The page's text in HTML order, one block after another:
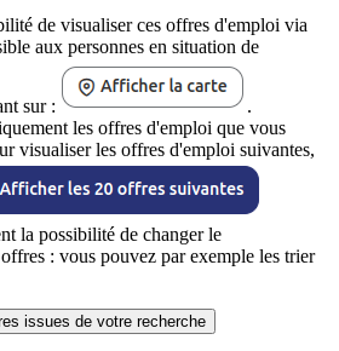
de visualiser ces offres d'emploi via
aux personnes en situation de
sur :
.
les offres d'emploi que vous
visualiser les offres d'emploi suivantes,
la possibilité de changer le
: vous pouvez par exemple les trier
issues de votre recherche